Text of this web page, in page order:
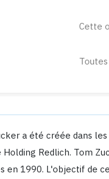
Cette
a été créée dans
Holding Redlich. Tom
en 1990. L'objectif de